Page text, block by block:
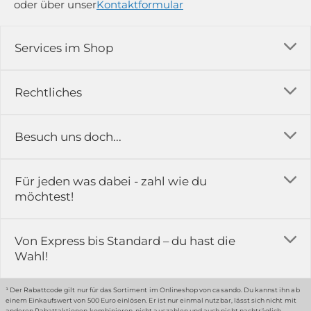
Rechtliches
Impressum
Rückgabe & Reklamation
Widerrufsrecht
Datenschutz-Einstellung
Erklärung zur Barrierefreiheit
Services im Shop
Versandkosten
Erfahrungsberichte & Bewertungen
Kontakt
Karriere
Gewerbekunden
Grounding Page
Besuch uns doch...
in der Ausstellung...
51789 Lindlar
Hinweis:
oder über unserKontaktformular
Für jeden was dabei - zahl wie du
möchtest!
Von Express bis Standard – du hast die
Wahl!
¹ Der Rabattcode gilt nur für das Sortiment im Onlineshop von casando. Du kannst ihn ab
einem Einkaufswert von 500 Euro einlösen. Er ist nur einmal nutzbar, lässt sich nicht mit